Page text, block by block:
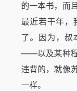
的一本书，而
最近若干年，
了。因为，叔
——以及某种
违背的，就像
一样。